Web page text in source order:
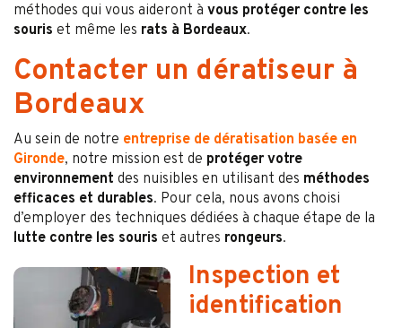
méthodes qui vous aideront à vous protéger contre les
souris et même les rats à Bordeaux.
Contacter un dératiseur à
Bordeaux
Au sein de notre entreprise de dératisation basée en
Gironde, notre mission est de protéger votre
environnement des nuisibles en utilisant des méthodes
efficaces et durables. Pour cela, nous avons choisi
d’employer des techniques dédiées à chaque étape de la
lutte contre les souris et autres rongeurs.
Inspection et
identification